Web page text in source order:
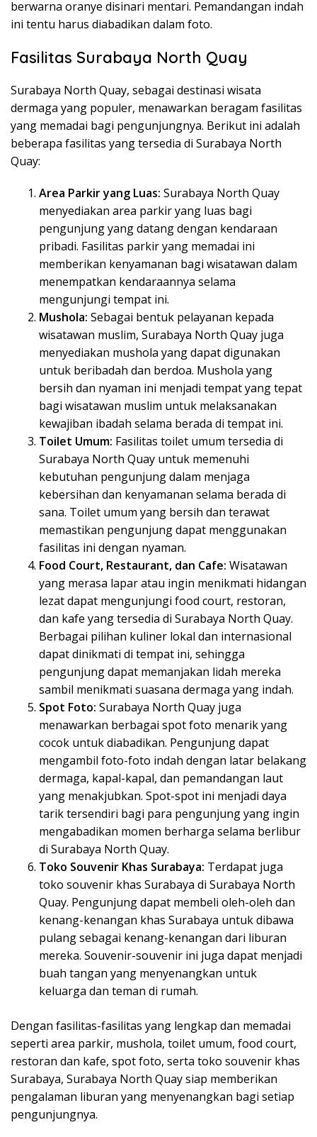
berwarna oranye disinari mentari. Pemandangan indah
ini tentu harus diabadikan dalam foto.
Fasilitas Surabaya North Quay
Surabaya North Quay, sebagai destinasi wisata
dermaga yang populer, menawarkan beragam fasilitas
yang memadai bagi pengunjungnya. Berikut ini adalah
beberapa fasilitas yang tersedia di Surabaya North
Quay:
Area Parkir yang Luas: Surabaya North Quay
menyediakan area parkir yang luas bagi
pengunjung yang datang dengan kendaraan
pribadi. Fasilitas parkir yang memadai ini
memberikan kenyamanan bagi wisatawan dalam
menempatkan kendaraannya selama
mengunjungi tempat ini.
Mushola: Sebagai bentuk pelayanan kepada
wisatawan muslim, Surabaya North Quay juga
menyediakan mushola yang dapat digunakan
untuk beribadah dan berdoa. Mushola yang
bersih dan nyaman ini menjadi tempat yang tepat
bagi wisatawan muslim untuk melaksanakan
kewajiban ibadah selama berada di tempat ini.
Toilet Umum: Fasilitas toilet umum tersedia di
Surabaya North Quay untuk memenuhi
kebutuhan pengunjung dalam menjaga
kebersihan dan kenyamanan selama berada di
sana. Toilet umum yang bersih dan terawat
memastikan pengunjung dapat menggunakan
fasilitas ini dengan nyaman.
Food Court, Restaurant, dan Cafe: Wisatawan
yang merasa lapar atau ingin menikmati hidangan
lezat dapat mengunjungi food court, restoran,
dan kafe yang tersedia di Surabaya North Quay.
Berbagai pilihan kuliner lokal dan internasional
dapat dinikmati di tempat ini, sehingga
pengunjung dapat memanjakan lidah mereka
sambil menikmati suasana dermaga yang indah.
Spot Foto: Surabaya North Quay juga
menawarkan berbagai spot foto menarik yang
cocok untuk diabadikan. Pengunjung dapat
mengambil foto-foto indah dengan latar belakang
dermaga, kapal-kapal, dan pemandangan laut
yang menakjubkan. Spot-spot ini menjadi daya
tarik tersendiri bagi para pengunjung yang ingin
mengabadikan momen berharga selama berlibur
di Surabaya North Quay.
Toko Souvenir Khas Surabaya: Terdapat juga
toko souvenir khas Surabaya di Surabaya North
Quay. Pengunjung dapat membeli oleh-oleh dan
kenang-kenangan khas Surabaya untuk dibawa
pulang sebagai kenang-kenangan dari liburan
mereka. Souvenir-souvenir ini juga dapat menjadi
buah tangan yang menyenangkan untuk
keluarga dan teman di rumah.
Dengan fasilitas-fasilitas yang lengkap dan memadai
seperti area parkir, mushola, toilet umum, food court,
restoran dan kafe, spot foto, serta toko souvenir khas
Surabaya, Surabaya North Quay siap memberikan
pengalaman liburan yang menyenangkan bagi setiap
pengunjungnya.